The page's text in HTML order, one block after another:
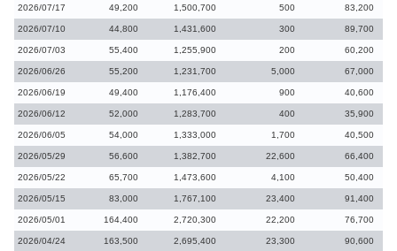
2026/07/17 49,200 1,500,700 500 83,200
2026/07/10 44,800 1,431,600 300 89,700
2026/07/03 55,400 1,255,900 200 60,200
2026/06/26 55,200 1,231,700 5,000 67,000
2026/06/19 49,400 1,176,400 900 40,600
2026/06/12 52,000 1,283,700 400 35,900
2026/06/05 54,000 1,333,000 1,700 40,500
2026/05/29 56,600 1,382,700 22,600 66,400
2026/05/22 65,700 1,473,600 4,100 50,400
2026/05/15 83,000 1,767,100 23,400 91,400
2026/05/01 164,400 2,720,300 22,200 76,700
2026/04/24 163,500 2,695,400 23,300 90,600